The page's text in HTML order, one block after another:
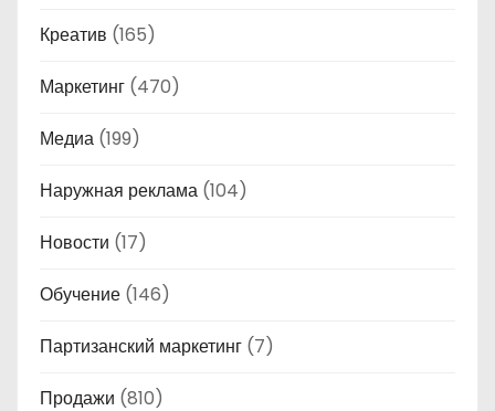
Креатив (165)
Маркетинг (470)
Медиа (199)
Наружная реклама (104)
Новости (17)
Обучение (146)
Партизанский маркетинг (7)
Продажи (810)